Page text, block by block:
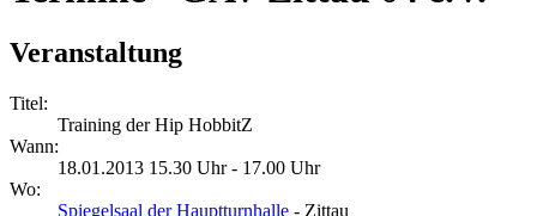
Veranstaltung
Titel:
Training der Hip HobbitZ
Wann:
18.01.2013 15.30 Uhr - 17.00 Uhr
Wo:
Spiegelsaal der Hauptturnhalle - Zittau